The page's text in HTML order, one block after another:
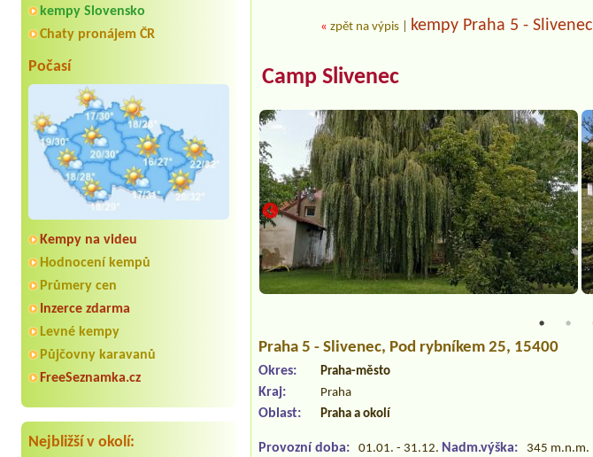
kempy Slovensko
Chaty pronájem ČR
Počasí
Kempy na videu
Hodnocení kempů
Průmery cen
Inzerce zdarma
Levné kempy
Půjčovny karavanů
FreeSeznamka.cz
Nejbližší v okolí:
«zpět na výpis kempy Praha 5 - Slivenec
Camp Slivenec
Praha 5 - Slivenec, Pod rybníkem 25, 15400
Okres: Praha-město
Kraj: Praha
Oblast: Praha a okolí
Provozní doba: 01.01. - 31.12. Nadm.výška: 345 m.n.m.